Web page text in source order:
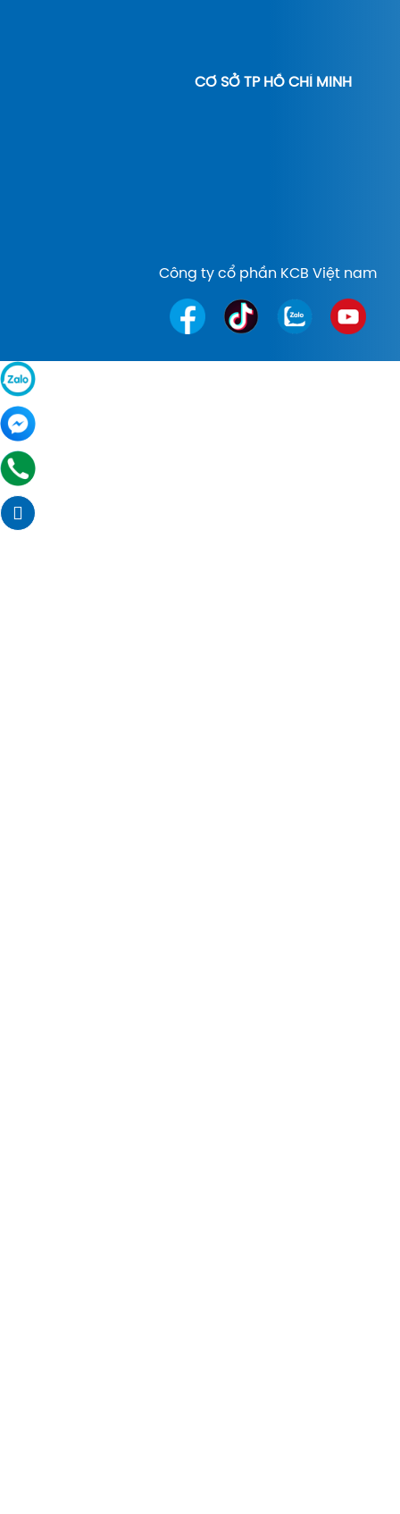
CƠ SỞ TP HỒ CHÍ MINH
Công ty cổ phần KCB Việt nam